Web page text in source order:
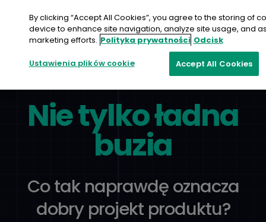
Nie tylko ładna
buzia
Co tak naprawdę oznacza
dobry projekt produktu?
By clicking “Accept All Cookies”, you agree to the storing of
device to enhance site navigation, analyze site usage, and
marketing efforts. Polityka prywatności Odcisk
Ustawienia plików cookie Accept All Cookies